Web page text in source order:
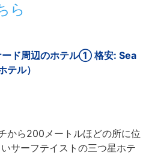
ら
ード周辺のホテル① 格安: Sea
ル）
から200メートルほどの所に位
サーフテイストの三つ星ホテ